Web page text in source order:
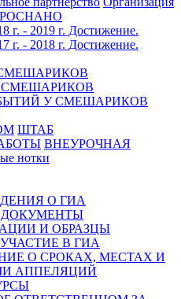
РОСНАНО
г. - 2019 г. Достижение.
г. - 2018 г. Достижение.
СМЕШАРИКОВ
У СМЕШАРИКОВ
ШТАБ
ВНЕУРОЧНАЯ
нотки
О ГИА
И ОБРАЗЦЫ
В ГИА
О СРОКАХ, МЕСТАХ И
АППЕЛЯЦИЙ